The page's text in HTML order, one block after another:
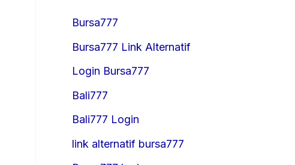
Bursa777
Bursa777 Link Alternatif
Login Bursa777
Bali777
Bali777 Login
link alternatif bursa777